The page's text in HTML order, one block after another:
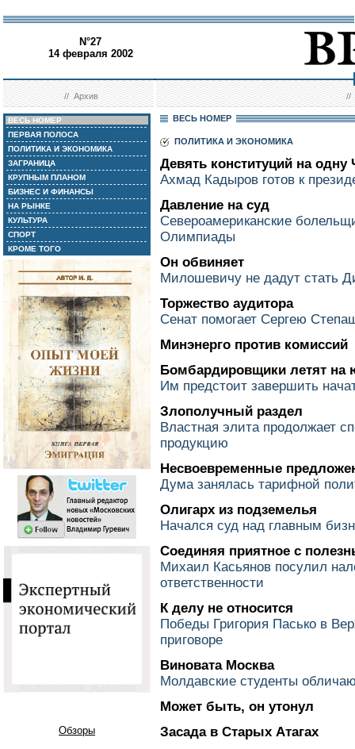
N°27
14 февраля 2002
//Архив //
ВЕСЬ НОМЕР
ПЕРВАЯ ПОЛОСА
ПОЛИТИКА И ЭКОНОМИКА
ЗАГРАНИЦА
КРУПНЫМ ПЛАНОМ
БИЗНЕС И ФИНАНСЫ
НА РЫНКЕ
КУЛЬТУРА
СПОРТ
КРОМЕ ТОГО
Обзоры
ВЕСЬ НОМЕР
ПОЛИТИКА И ЭКОНОМИКА
Девять конституций на
Ахмад Кадыров готов к
Давление на суд
Североамериканские
Олимпиады
Он обвиняет
Милошевичу не дадут стать
Торжество аудитора
Сенат помогает Сергею
Минэнерго против комиссий
Бомбардировщики летят на
Им предстоит завершить
Злополучный раздел
Властная элита продолжает
продукцию
Несвоевременные
Дума занялась тарифной
Олигарх из подземелья
Начался суд над главным
Соединяя приятное с
Михаил Касьянов посулил
ответственности
К делу не относится
Победы Григория Пасько в
приговоре
Виновата Москва
Молдавские студенты
Может быть, он утонул
Засада в Старых Атагах